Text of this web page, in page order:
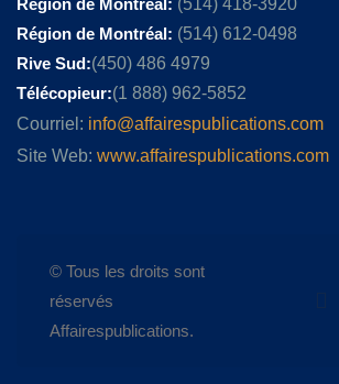
Région de Montréal: (514) 418-3920
Région de Montréal: (514) 612-0498
Rive Sud:(450) 486 4979
Télécopieur:(1 888) 962-5852
Courriel: info@affairespublications.com
Site Web: www.affairespublications.com
© Tous les droits sont
réservés
Affairespublications.